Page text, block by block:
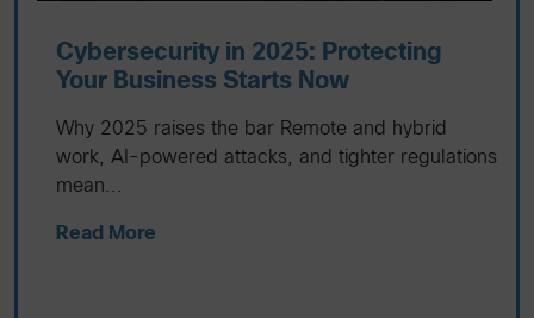
Cybersecurity in 2025: Protecting
Your Business Starts Now
Why 2025 raises the bar Remote and hybrid
work, AI-powered attacks, and tighter regulations
mean...
Read More